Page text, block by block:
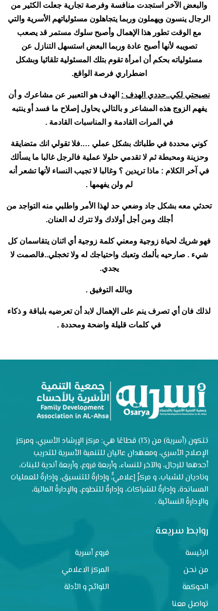
والبعض الآخر استجدت منافسة وفرصة تجارية جعلت الكثير من
الرجال ينسون ويهملون وربما يتجاهلون مسئولياتهم الأسرية والتي
مع الوقت تطور هذا الإهمال وأصبح سلوك مستمر قد يصعب
تصويبه لأنها أصبح عادة وربما البعض استسهل التنازل عن
مسئولياته بحكم أن امرأة تقوم بتلك المسئولية تلقائيا وبشكل
اضطراري فرصة الواقع.
نصيحتي لكي..حددي الهدف : الهدف هو التعبير عن مشاعرك و أن
يفهم الزوج هذه المشاعر و بالتالي يحاول إصلاح ما فسد أو ينتبه
في المرات القادمة و المناسبات القادمة .
كوني محددة في طلباتك بشكل عملي ….فلا تقولي انك متضايقة
وحزينة ومحبطة ثم لا تقدمي حلولا عملية فالرجل غالبا ما يسألك
في آخر الكلام : ماذا تريدين ؟ وغالبا لا تجيب النساء لأنها تشعر أنه
لم ولن يفهمها .
تحدثي معه بشكل جاد وضعي حد لهذا الأمر واطلبي منه التواجد من
أجلك ومن أجل أولادك ولا تترك له العنان.
فهو شريك لحياة زوجية ومعني كلمة زوجية أي اثنان يتقاسمان كل
شيء . صارحيه بألمك وتعبك واحتياجك له ولا تخجلي..فالصمت لا
يجدي.
وبالله التوفيق .
لذلك فان أي تصرف ينم على الإهمال لابد أن تعرضيه بلباقة و ذكاء
في كلمات قليلة واضحة ومحددة .
تتكون (أسرية) من (13) قطاعًا هي: مركز الإرشاد الأسري، ومركز
الإصلاح الأسري، ومعهدان عاليان للتنمية الأسرية للتدريب
أحدهما للرجال، والآخر للنساء، وأربعة فروع، وأربعة أندية للبنات،
وناديان للشباب، و مركزٌ إعلاميٌّ، وإدارةٌ للتنسيق، وإدارةٌ للعمليات
المساندة، وإدارةٌ للشراكات، وإدارةٌ للتطوع، والإدارةُ المالية،
والإدارةُ النسائية .
روابط سريعة
الرئيسة
فروع أسرية
من نحن
المركز الاعلامي
الحوكمة
اللوائح و الأدلة
تواصل معنا